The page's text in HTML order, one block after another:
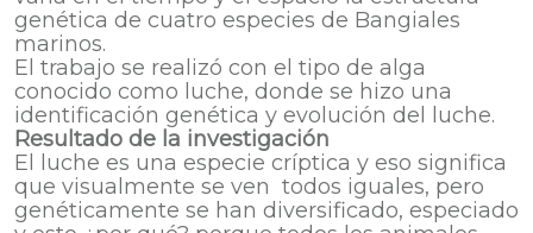
genética de cuatro especies de Bangiales
marinos.
El trabajo se realizó con el tipo de alga
conocido como luche, donde se hizo una
identificación genética y evolución del luche.
Resultado de la investigación
El luche es una especie críptica y eso significa
que visualmente se ven todos iguales, pero
genéticamente se han diversificado, especiado